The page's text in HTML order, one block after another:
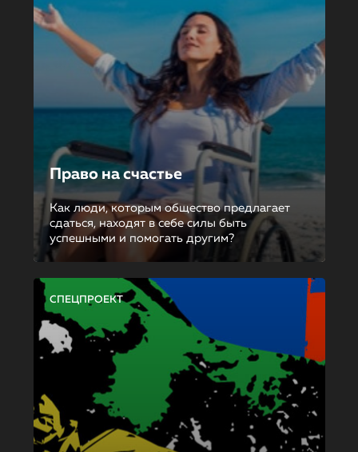
Право на счастье
Как люди, которым общество предлагает
сдаться, находят в себе силы быть
успешными и помогать другим?
СПЕЦПРОЕКТ